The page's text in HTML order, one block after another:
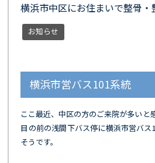
横浜市中区にお住まいで整骨
お知らせ
横浜市営バス101系統
ここ最近、中区の方のご来院が多いと
目の前の浅間下バス停に横浜市営バ
そうです。